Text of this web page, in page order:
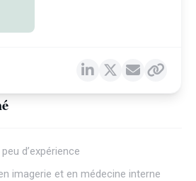
d’expérience
imagerie et en médecine interne